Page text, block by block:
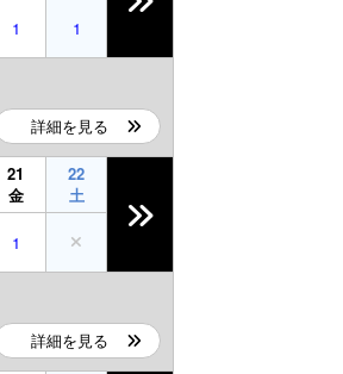
1 1
詳細を見る
21
金
22
土
1
詳細を見る